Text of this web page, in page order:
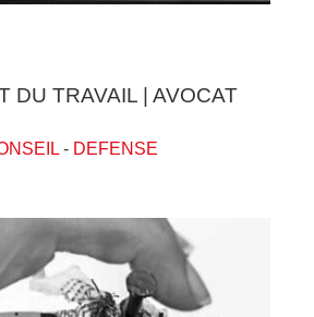
DU TRAVAIL | AVOCAT
- DEFENSE